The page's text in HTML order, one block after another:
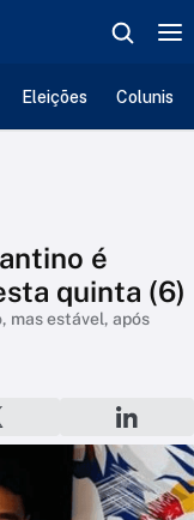
Eleições
é
quinta (6)
mas estável, após